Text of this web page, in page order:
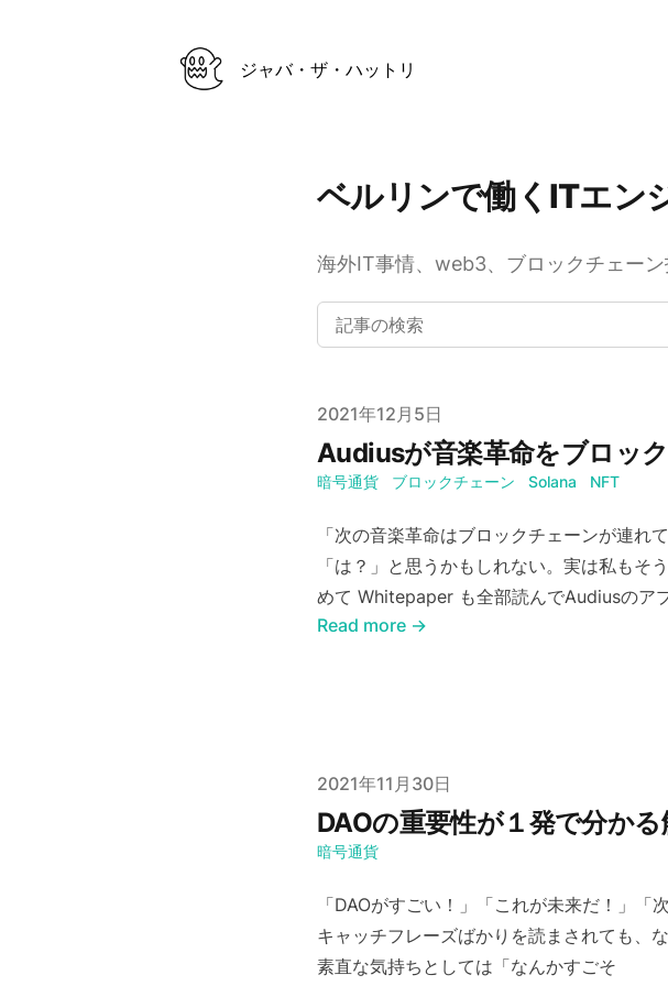
ジャバ・ザ・ハットリ
ベルリンで働くITエン
海外IT事情、web3、ブロックチェー
Published on
2021年12月5日
Audiusが音楽革命をブロッ
暗号通貨 ブロックチェーン Solana NFT
「次の音楽革命はブロックチェーンが連れ
「は？」と思うかもしれない。実は私もそ
めて Whitepaper も全部読んでAudiusのア
Read more →
Published on
2021年11月30日
DAOの重要性が１発で分か
暗号通貨
「DAOがすごい！」「これが未来だ！」「
キャッチフレーズばかりを読まされても、
素直な気持ちとしては「なんかすごそ